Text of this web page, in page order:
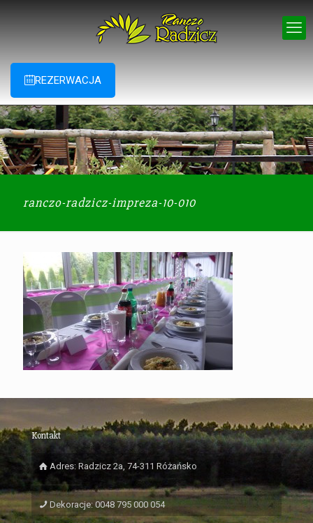
REZERWACJA
ranczo-radzicz-impreza-10-010
Kontakt
Adres: Radzicz 2a, 74-311 Różańsko
Dekoracje: 0048 795 000 054